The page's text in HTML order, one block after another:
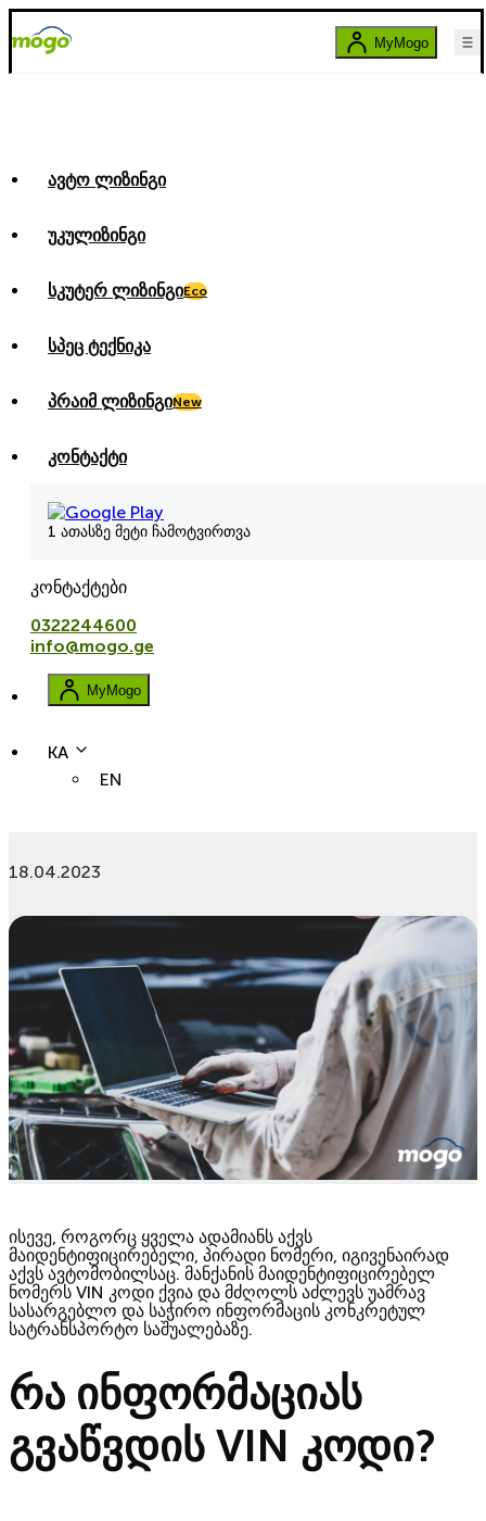
MyMogo
ავტო ლიზინგი
უკულიზინგი
სკუტერ ლიზინგიEco
სპეც ტექნიკა
პრაიმ ლიზინგიNew
კონტაქტი
1 ათასზე მეტი ჩამოტვირთვა
კონტაქტები
0322244600
info@mogo.ge
MyMogo
KA
EN
avtolizingi lizingi
18.04.2023
ისევე, როგორც ყველა ადამიანს აქვს
მაიდენტიფიცირებელი, პირადი ნომერი, იგივენაირად
აქვს ავტომობილსაც. მანქანის მაიდენტიფიცირებელ
ნომერს VIN კოდი ქვია და მძღოლს აძლევს უამრავ
სასარგებლო და საჭირო ინფორმაცის კონკრეტულ
სატრანსპორტო საშუალებაზე.
რა ინფორმაციას
გვაწვდის VIN კოდი?